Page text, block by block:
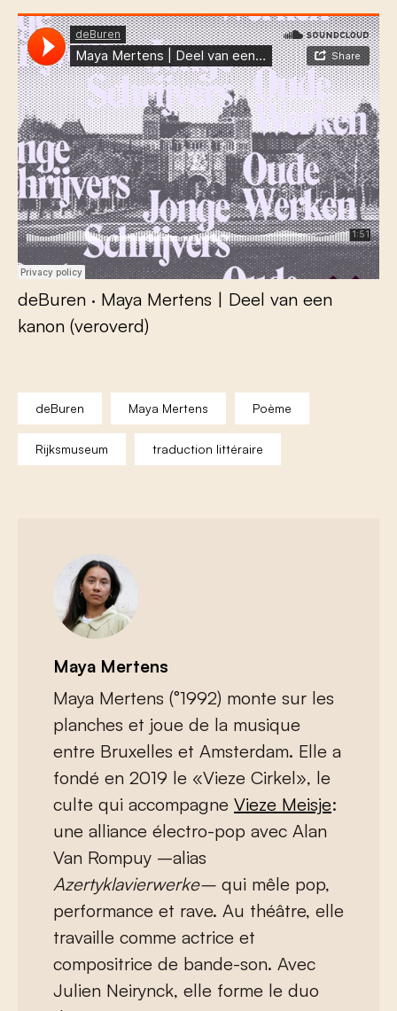
deBuren · Maya Mertens | Deel van een
kanon (veroverd)
deBuren Maya Mertens Poème
Rijksmuseum traduction littéraire
Maya Mertens
Maya Mertens (°1992) monte sur les
planches et joue de la musique
entre Bruxelles et Amsterdam. Elle a
fondé en 2019 le «Vieze Cirkel», le
culte qui accompagne Vieze Meisje:
une alliance électro-pop avec Alan
Van Rompuy –alias
Azertyklavierwerke– qui mêle pop,
performance et rave. Au théâtre, elle
travaille comme actrice et
compositrice de bande-son. Avec
Julien Neirynck, elle forme le duo